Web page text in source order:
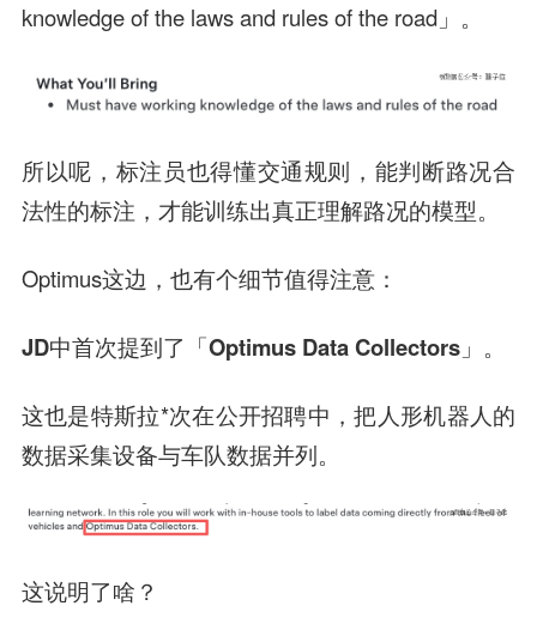
knowledge of the laws and rules of the road」。
所以呢，标注员也得懂交通规则，能判断路况合
法性的标注，才能训练出真正理解路况的模型。
Optimus这边，也有个细节值得注意：
JD中首次提到了「Optimus Data Collectors」 。
这也是特斯拉*次在公开招聘中，把人形机器人的
数据采集设备与车队数据并列。
这说明了啥？